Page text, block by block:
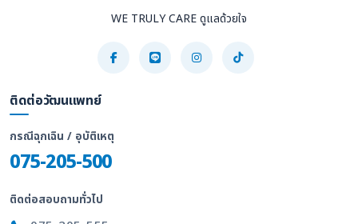
WE TRULY CARE ดูแลด้วยใจ
ติดต่อวัฒนแพทย์
กรณีฉุกเฉิน / อุบัติเหตุ
075-205-500
ติดต่อสอบถามทั่วไป